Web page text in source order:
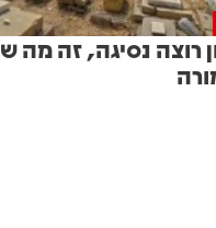
רוצה נסיגה, זה מה